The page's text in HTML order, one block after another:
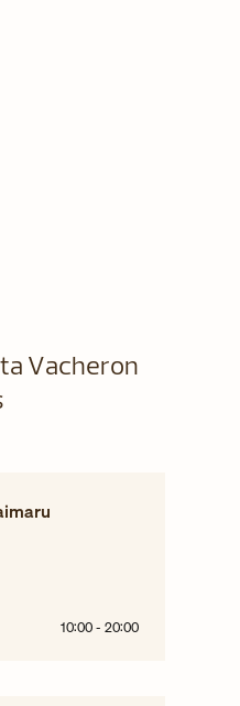
Vacheron
10:00 - 20:00